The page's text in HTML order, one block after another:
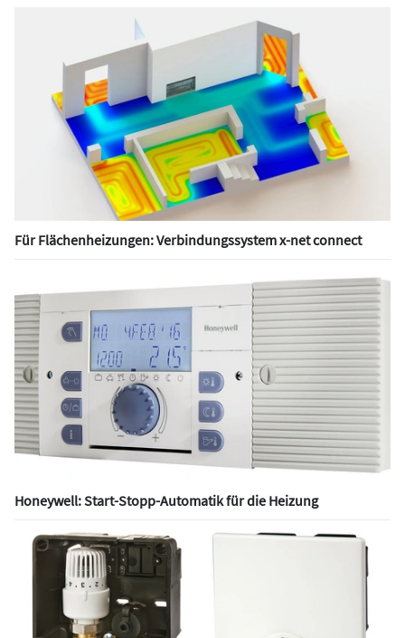
Für Flächenheizungen: Verbindungssystem x-net connect
Honeywell: Start-Stopp-Automatik für die Heizung